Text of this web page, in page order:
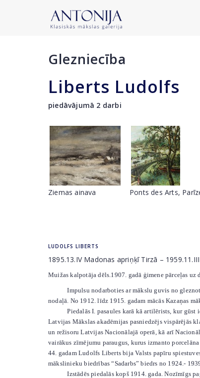
Glezniecība
Liberts Ludolfs
piedāvājumā 2 darbi
Ziemas ainava Ponts des Arts,
LUDOLFS LIBERTS
1895.13.IV Madonas apriņķī Tirzā –
Muižas kalpotāja dēls.1907. gadā ģimene pārceļas
Impulsu nodarboties ar mākslu guvis no
nodaļā. No 1912. līdz 1915. gadam mācās Kazaņas
Piedalās I. pasaules karā kā artilērists, kur gūst
Latvijas Mākslas akadēmijas pasniedzējs vispārējās
un režisoru Latvijas Nacionālajā operā, kā arī
vairākus zīmējumu paraugus, kurus izmanto
44. gadam Ludolfs Liberts bija Valsts papīru
mākslinieku biedrības “Sadarbs” biedrs no 1924.-
Izstādēs piedalās kopš 1914. gada. Nozīmīgs